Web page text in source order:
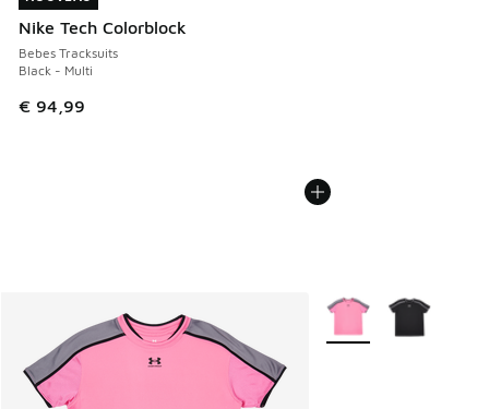
Nike Tech Colorblock
Bebes Tracksuits
Black - Multi
€ 94,99
Plus de couleurs